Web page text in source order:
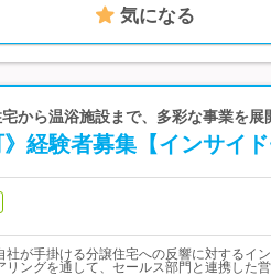
気になる
から温浴施設まで、多彩な事業を展
》経験者募集【インサイ
社が手掛ける分譲住宅への反響に対するイ
リングを通して、セールス部門と連携した営